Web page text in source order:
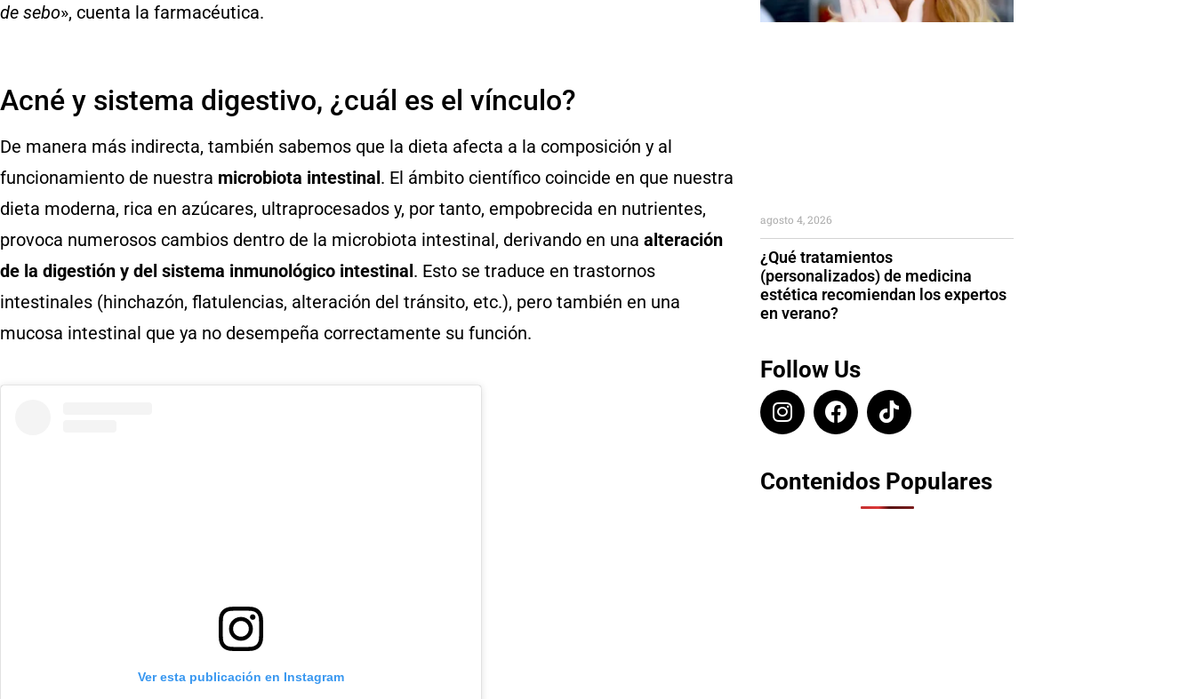
de sebo», cuenta la farmacéutica.
Acné y sistema digestivo, ¿cuál es el vínculo?
De manera más indirecta, también sabemos que la dieta afecta a la composición y al
funcionamiento de nuestra microbiota intestinal. El ámbito científico coincide en que nuestra
dieta moderna, rica en azúcares, ultraprocesados ​​y, por tanto, empobrecida en nutrientes,
provoca numerosos cambios dentro de la microbiota intestinal, derivando en una alteración
de la digestión y del sistema inmunológico intestinal. Esto se traduce en trastornos
intestinales (hinchazón, flatulencias, alteración del tránsito, etc.), pero también en una
mucosa intestinal que ya no desempeña correctamente su función.
Ver esta publicación en Instagram
¿Qué tratamientos
(personalizados) de medicina
estética recomiendan los expertos
en verano?
agosto 4, 2026
Follow Us
Contenidos Populares